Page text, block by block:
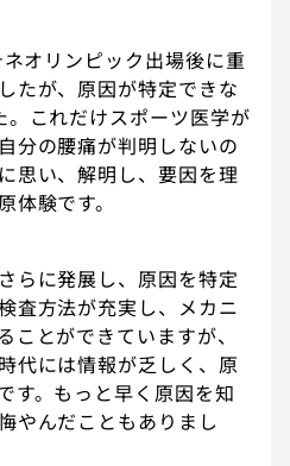
オリンピック出場後に重
たが、原因が特定できな
これだけスポーツ医学が
分の腰痛が判明しないの
思い、解明し、要因を理
験です。
らに発展し、原因を特定
査方法が充実し、メカニ
ことができていますが、
代には情報が乏しく、原
す。もっと早く原因を知
やんだこともありまし